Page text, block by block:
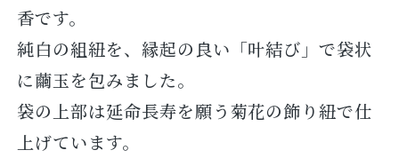
香です。
純白の組紐を、縁起の良い「叶結び」で袋状
に繭玉を包みました。
袋の上部は延命長寿を願う菊花の飾り紐で仕
上げています。